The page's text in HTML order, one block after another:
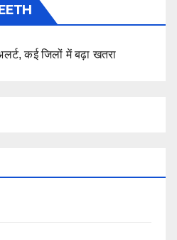
कई जिलों में बढ़ा खतरा